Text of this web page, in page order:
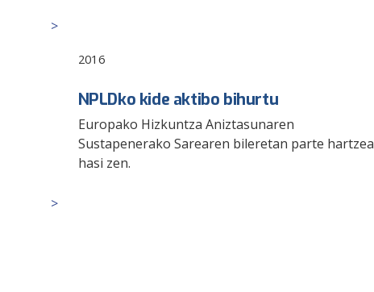
2016
NPLDko kide aktibo bihurtu
Europako Hizkuntza Aniztasunaren
Sustapenerako Sarearen bileretan parte hartzea
hasi zen.